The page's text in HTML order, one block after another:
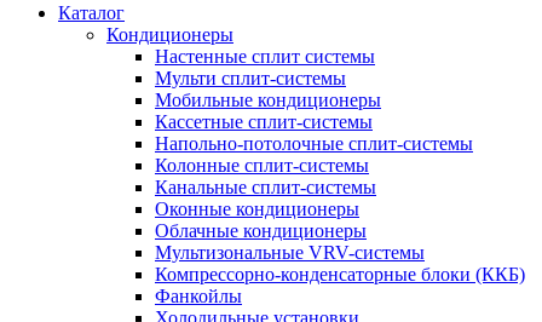
Каталог
Кондиционеры
Настенные сплит системы
Мульти сплит-системы
Мобильные кондиционеры
Кассетные сплит-системы
Напольно-потолочные сплит-системы
Колонные сплит-системы
Канальные сплит-системы
Оконные кондиционеры
Облачные кондиционеры
Мультизональные VRV-системы
Компрессорно-конденсаторные блоки (ККБ)
Фанкойлы
Холодильные установки